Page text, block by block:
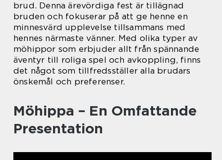
brud. Denna ärevördiga fest är tillägnad
bruden och fokuserar på att ge henne en
minnesvärd upplevelse tillsammans med
hennes närmaste vänner. Med olika typer av
möhippor som erbjuder allt från spännande
äventyr till roliga spel och avkoppling, finns
det något som tillfredsställer alla brudars
önskemål och preferenser.
Möhippa – En Omfattande
Presentation